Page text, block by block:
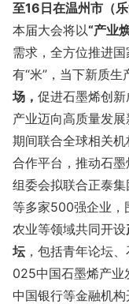
至16 日在温州市（乐
本届大会将以“产业
需求，全方位推进
有“米”，当下新质生
场， 促进石墨烯创
产业迈向高质量发
期间联合全球相关
合作平台，推动石墨
组委会拟联合正泰
等多家500强企业，
农业等领域共同开设
坛，包括青年论坛
025中国石墨烯产业
中国银行等金融机